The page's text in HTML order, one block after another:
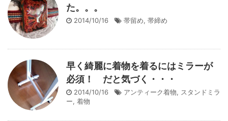
た。。。
2014/10/16 帯留め, 帯締め
早く綺麗に着物を着るにはミラーが
必須！ だと気づく・・・
2014/10/16 アンティーク着物, スタンドミラ
ー, 着物